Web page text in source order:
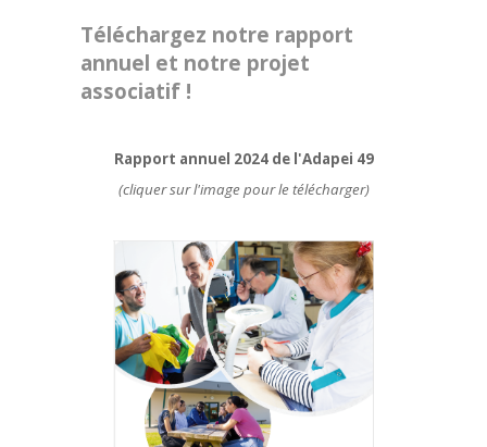
Téléchargez notre rapport
annuel et notre projet
associatif !
Rapport annuel 2024 de l'Adapei 49
(cliquer sur l'image pour le télécharger)